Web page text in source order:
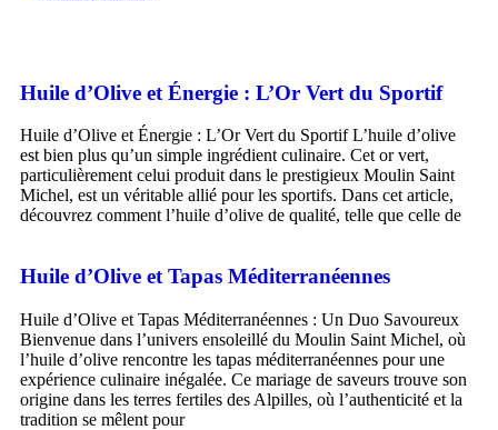
Huile d’Olive et Énergie : L’Or Vert du Sportif
Huile d’Olive et Énergie : L’Or Vert du Sportif L’huile d’olive
est bien plus qu’un simple ingrédient culinaire. Cet or vert,
particulièrement celui produit dans le prestigieux Moulin Saint
Michel, est un véritable allié pour les sportifs. Dans cet article,
découvrez comment l’huile d’olive de qualité, telle que celle de
Huile d’Olive et Tapas Méditerranéennes
Huile d’Olive et Tapas Méditerranéennes : Un Duo Savoureux
Bienvenue dans l’univers ensoleillé du Moulin Saint Michel, où
l’huile d’olive rencontre les tapas méditerranéennes pour une
expérience culinaire inégalée. Ce mariage de saveurs trouve son
origine dans les terres fertiles des Alpilles, où l’authenticité et la
tradition se mêlent pour